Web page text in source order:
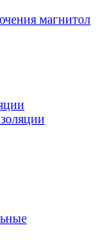
магнитол